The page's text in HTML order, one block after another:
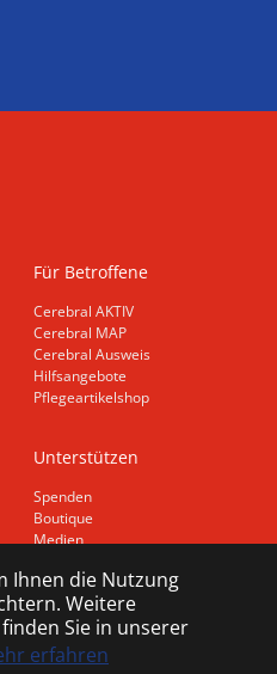
Ihnen die Nutzung
Weitere
Sie in unserer
erfahren
Für Betroffene
Cerebral AKTIV
Cerebral MAP
Cerebral Ausweis
Hilfsangebote
Pflegeartikelshop
Unterstützen
Spenden
Boutique
Medien